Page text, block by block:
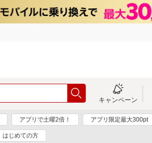
キャンペーン
アプリで土曜2倍！ アプリ限定最大300pt
はじめての方